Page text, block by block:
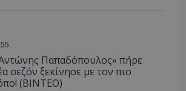
Παπαδόπουλος» πήρε
σεζόν ξεκίνησε με τον πιο
(ΒΙΝΤΕΟ)